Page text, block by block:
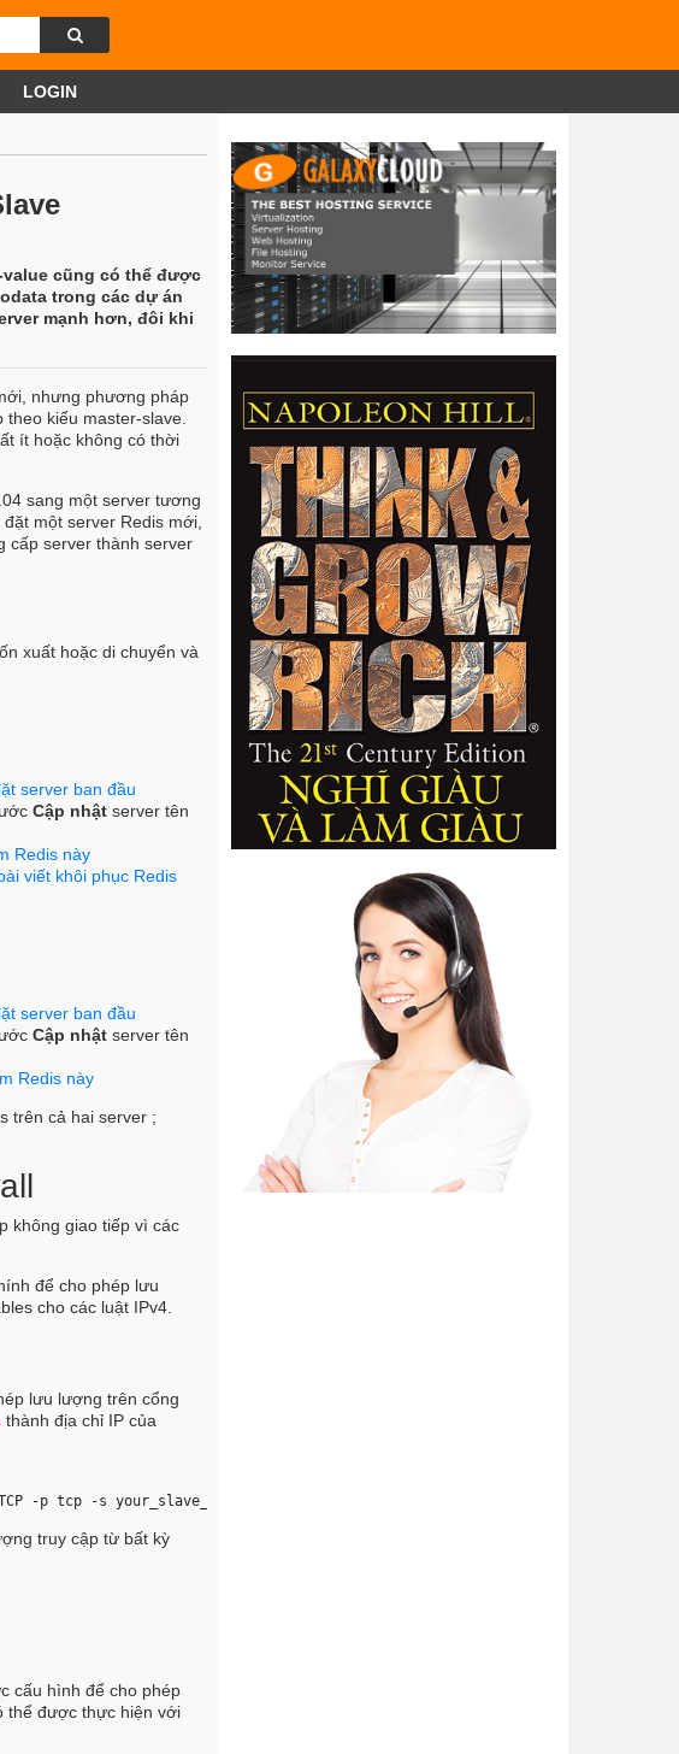
LOGIN
cũng có thể được
trong các dự án
mạnh hơn, đôi khi
nhưng phương pháp
kiểu master-slave.
ít hoặc không có thời
sang một server tương
một server Redis mới,
cấp server thành server
xuất hoặc di chuyển và
server ban đầu
Cập nhật server tên
Redis này
viết khôi phục Redis
server ban đầu
Cập nhật server tên
Redis này
trên cả hai server ;
không giao tiếp vì các
để cho phép lưu
cho các luật IPv4.
lưu lượng trên cổng
thành địa chỉ IP của
-p tcp -s your_slave_ip_address --dport 6379 -j ACCEPT
truy cập từ bất kỳ
cấu hình để cho phép
thể được thực hiện với